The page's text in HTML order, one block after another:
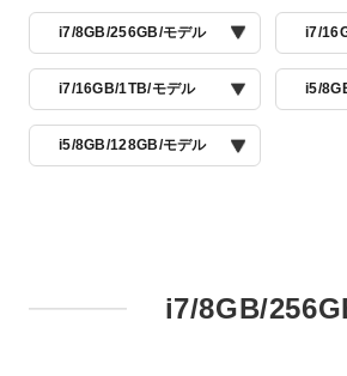
i7/8GB/256GB/モデル i7/
i7/16GB/1TB/モデル i5/
i5/8GB/128GB/モデル
i7/8GB/